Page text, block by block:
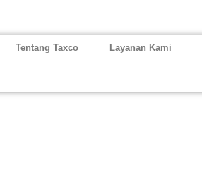
Tentang Taxco Layanan Kami